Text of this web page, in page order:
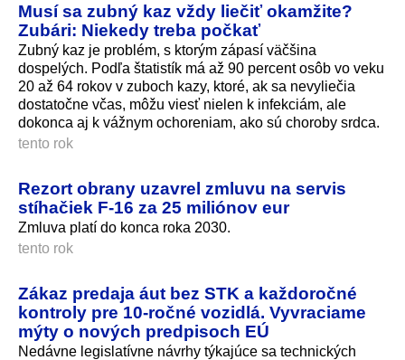
Musí sa zubný kaz vždy liečiť okamžite?
Zubári: Niekedy treba počkať
Zubný kaz je problém, s ktorým zápasí väčšina
dospelých. Podľa štatistík má až 90 percent osôb vo veku
20 až 64 rokov v zuboch kazy, ktoré, ak sa nevyliečia
dostatočne včas, môžu viesť nielen k infekciám, ale
dokonca aj k vážnym ochoreniam, ako sú choroby srdca.
tento rok
Rezort obrany uzavrel zmluvu na servis
stíhačiek F-16 za 25 miliónov eur
Zmluva platí do konca roka 2030.
tento rok
Zákaz predaja áut bez STK a každoročné
kontroly pre 10-ročné vozidlá. Vyvraciame
mýty o nových predpisoch EÚ
Nedávne legislatívne návrhy týkajúce sa technických